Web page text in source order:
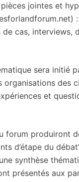
jointes et
de cas, interviews,
sera initié
organisations des
et
forum produiront
d’étape du
synthèse
présentés aux